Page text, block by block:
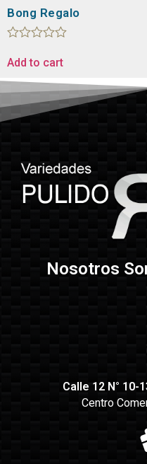
Bong Regalo
0
of
5
Add to cart
Nosotros
Calle 12 N° 10-
Centro